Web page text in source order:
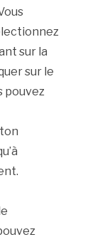
sur la
sur le
pouvez